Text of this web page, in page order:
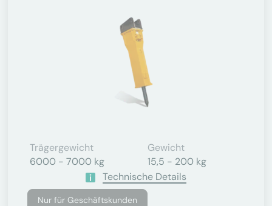
Trägergewicht
6000 - 7000 kg
Gewicht
15,5 - 200 kg
Technische Details
Nur für Geschäftskunden